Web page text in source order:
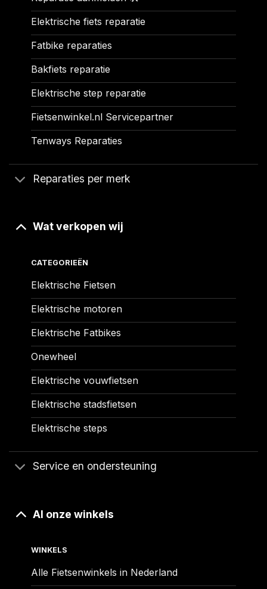
Elektrische fiets reparatie
Fatbike reparaties
Bakfiets reparatie
Elektrische step reparatie
Fietsenwinkel.nl Servicepartner
Tenways Reparaties
Reparaties per merk
Wat verkopen wij
CATEGORIEËN
Elektrische Fietsen
Elektrische motoren
Elektrische Fatbikes
Onewheel
Elektrische vouwfietsen
Elektrische stadsfietsen
Elektrische steps
Service en ondersteuning
Al onze winkels
WINKELS
Alle Fietsenwinkels in Nederland